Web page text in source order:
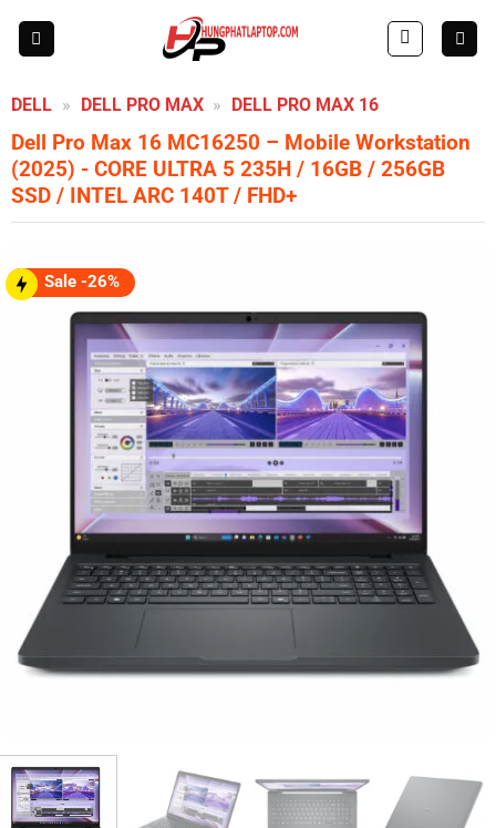
DELL » DELL PRO MAX » DELL PRO MAX 16
Dell Pro Max 16 MC16250 – Mobile Workstation
(2025) - CORE ULTRA 5 235H / 16GB / 256GB
SSD / INTEL ARC 140T / FHD+
Sale -26%